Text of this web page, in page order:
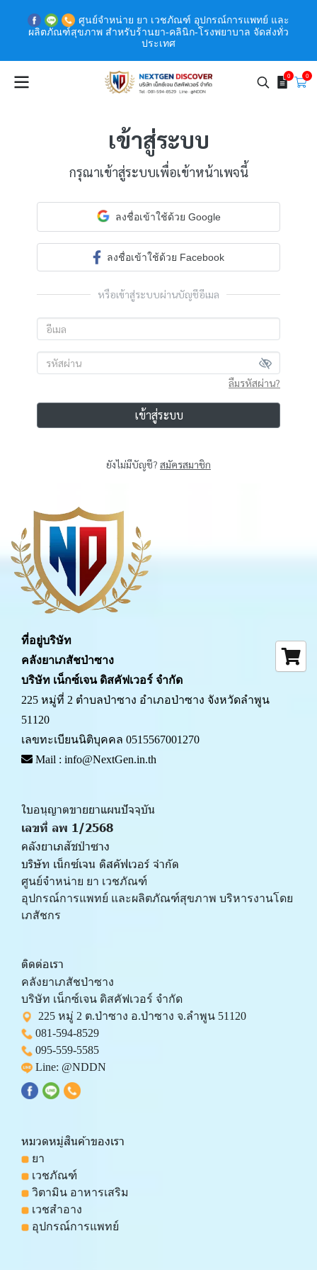
ศูนย์จำหน่าย ยา เวชภัณฑ์ อุปกรณ์การแพทย์ และ
ผลิตภัณฑ์สุขภาพ สำหรับร้านยา-คลินิก-โรงพยาบาล จัดส่งทั่ว
ประเทศ
0 0
เข้าสู่ระบบ
กรุณาเข้าสู่ระบบเพื่อเข้าหน้าเพจนี้
ลงชื่อเข้าใช้ด้วย Google
ลงชื่อเข้าใช้ด้วย Facebook
หรือเข้าสู่ระบบผ่านบัญชีอีเมล
ลืมรหัสผ่าน?
เข้าสู่ระบบ
ยังไม่มีบัญชี? สมัครสมาชิก
ที่อยู่บริษัท
คลังยาเภสัชป่าซาง
บริษัท เน็กซ์เจน ดิสคัฟเวอร์ จำกัด
225 หมู่ที่ 2 ตำบลป่าซาง อำเภอป่าซาง จังหวัดลำพูน
51120
เลขทะเบียนนิติบุคคล 0515567001270
Mail : info@NextGen.in.th
ใบอนุญาตขายยาแผนปัจจุบัน
เลขที่ ลพ 1/2568
คลังยาเภสัชป่าซาง
บริษัท เน็กซ์เจน ดิสคัฟเวอร์ จำกัด
ศูนย์จำหน่าย ยา เวชภัณฑ์
﻿อุปกรณ์การแพทย์ และผลิตภัณฑ์สุขภาพ บริหารงานโดย
เภสัชกร
ติดต่อเรา
คลังยาเภสัชป่าซาง
บริษัท เน็กซ์เจน ดิสคัฟเวอร์ จำกัด
225 หมู่ 2 ต.ป่าซาง อ.ป่าซาง จ.ลำพูน 51120
081-594-8529
095-559-5585
Line: @NDDN
หมวดหมู่สินค้าของเรา
ยา
เวชภัณฑ์
วิตามิน อาหารเสริม
เวชสำอาง
อุปกรณ์การแพทย์